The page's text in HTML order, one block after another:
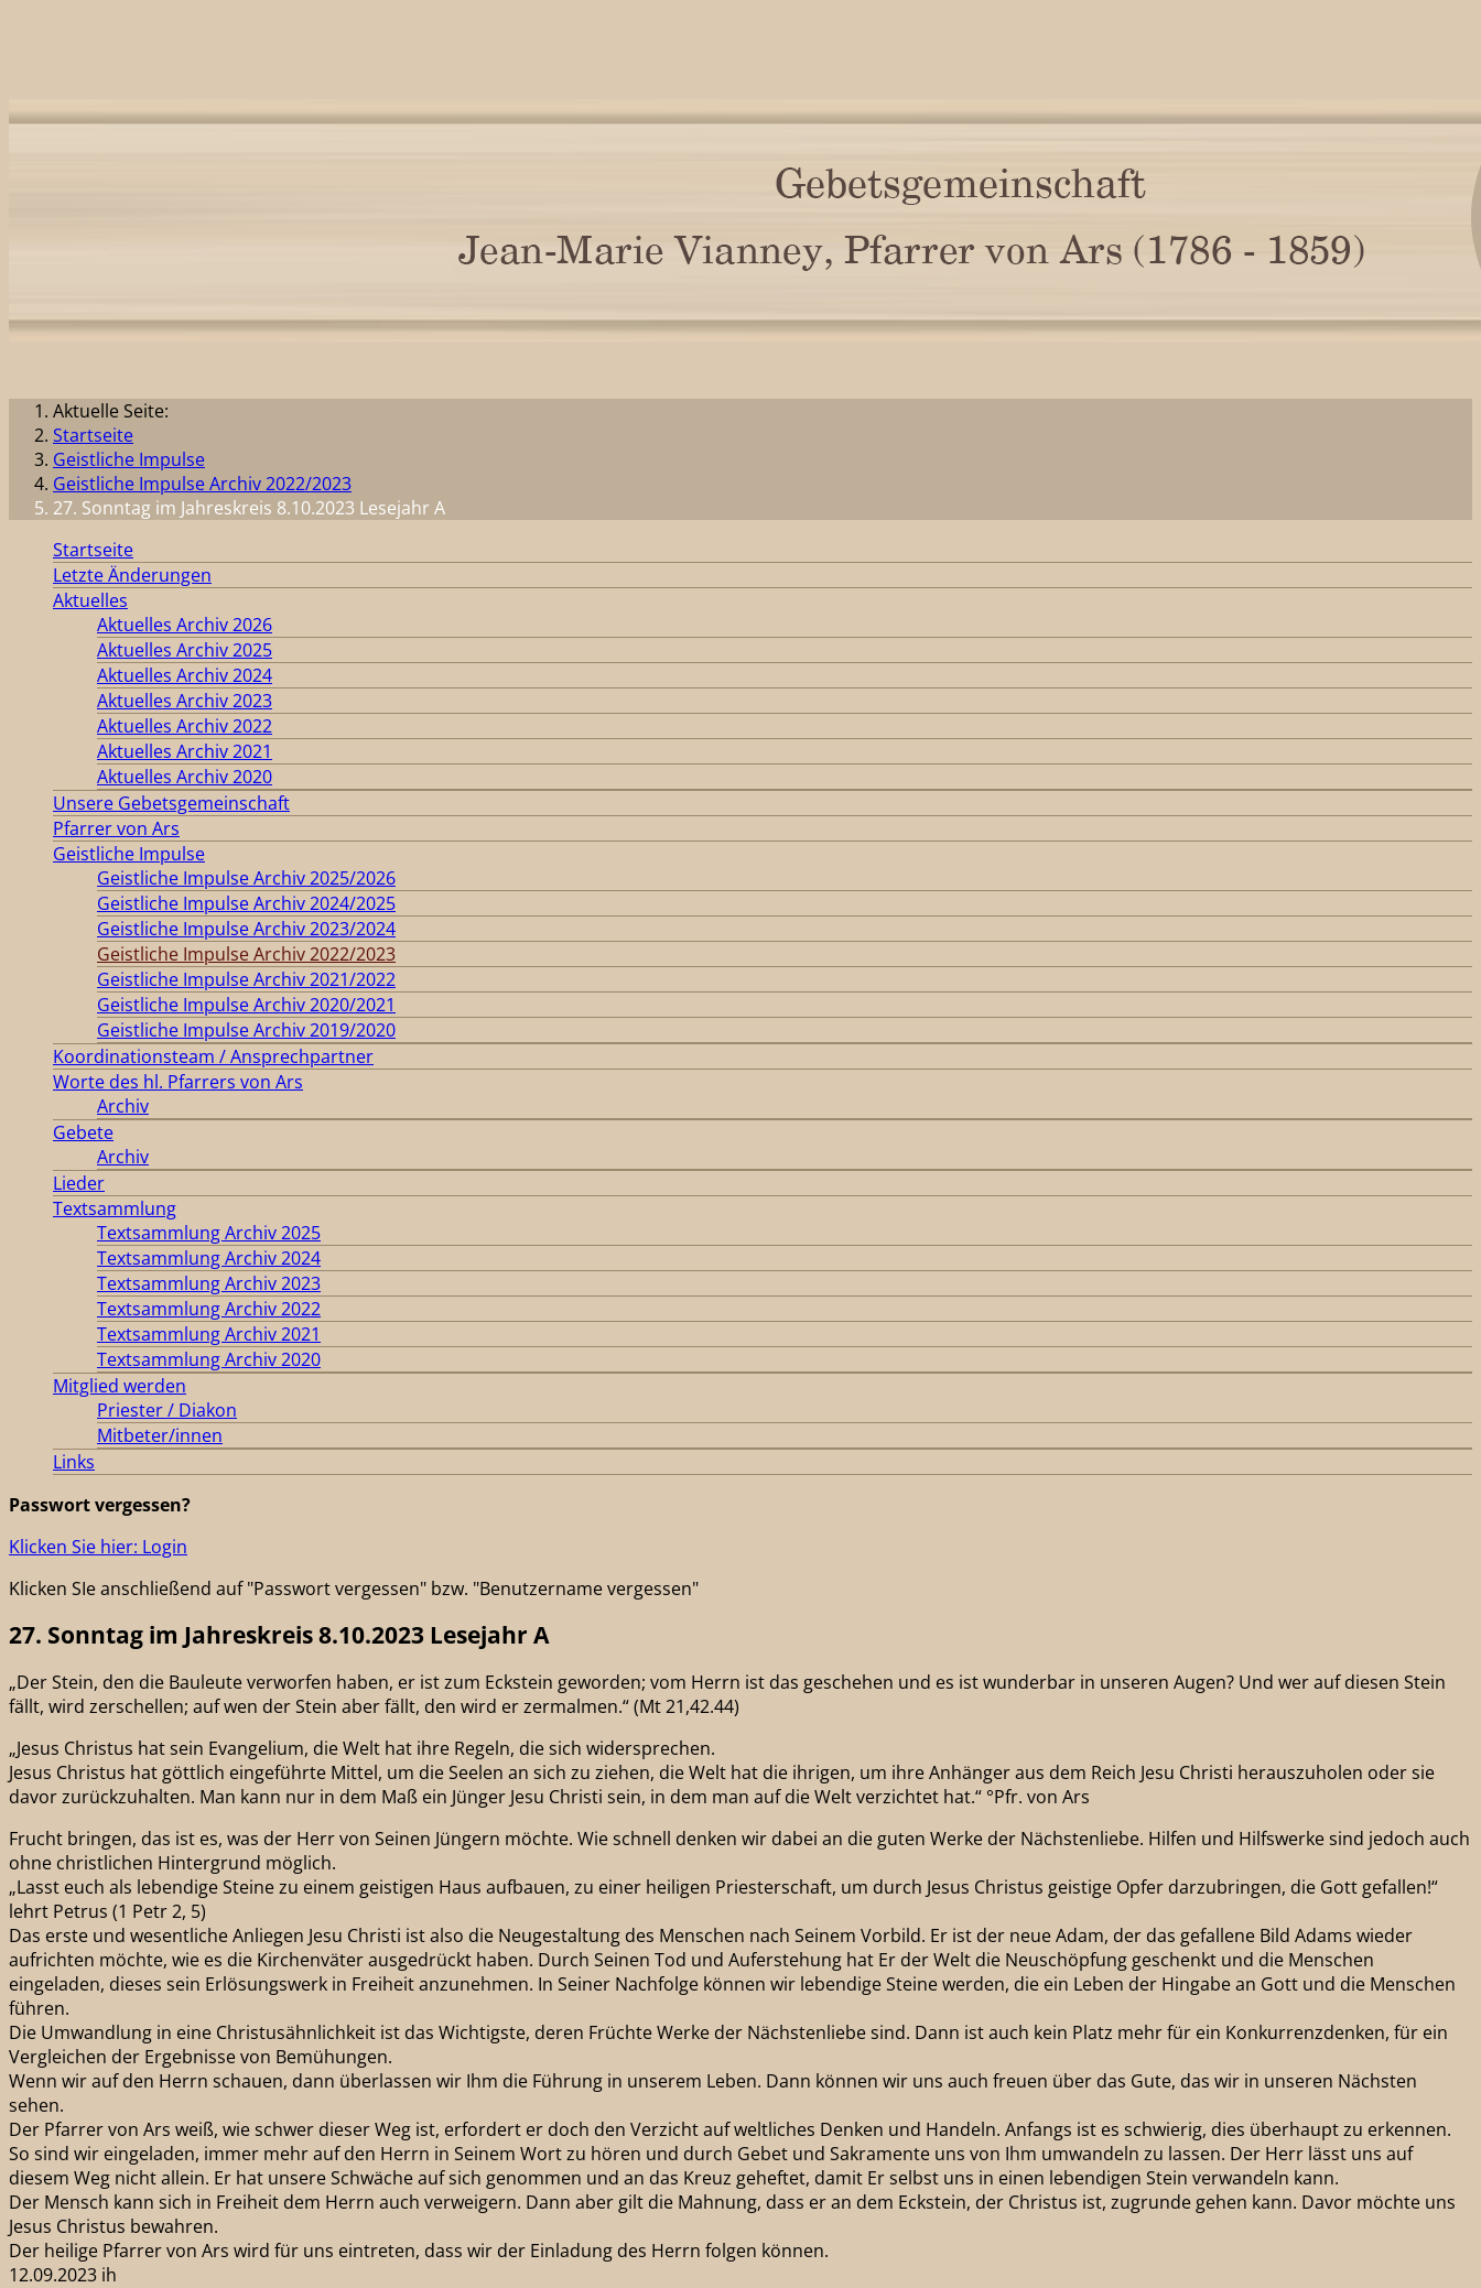
Aktuelle Seite:
Startseite
Geistliche Impulse
Geistliche Impulse Archiv 2022/2023
27. Sonntag im Jahreskreis 8.10.2023 Lesejahr A
Startseite
Letzte Änderungen
Aktuelles
Aktuelles Archiv 2026
Aktuelles Archiv 2025
Aktuelles Archiv 2024
Aktuelles Archiv 2023
Aktuelles Archiv 2022
Aktuelles Archiv 2021
Aktuelles Archiv 2020
Unsere Gebetsgemeinschaft
Pfarrer von Ars
Geistliche Impulse
Geistliche Impulse Archiv 2025/2026
Geistliche Impulse Archiv 2024/2025
Geistliche Impulse Archiv 2023/2024
Geistliche Impulse Archiv 2022/2023
Geistliche Impulse Archiv 2021/2022
Geistliche Impulse Archiv 2020/2021
Geistliche Impulse Archiv 2019/2020
Koordinationsteam / Ansprechpartner
Worte des hl. Pfarrers von Ars
Archiv
Gebete
Archiv
Lieder
Textsammlung
Textsammlung Archiv 2025
Textsammlung Archiv 2024
Textsammlung Archiv 2023
Textsammlung Archiv 2022
Textsammlung Archiv 2021
Textsammlung Archiv 2020
Mitglied werden
Priester / Diakon
Mitbeter/innen
Links
Passwort vergessen?
Klicken Sie hier: Login
Klicken SIe anschließend auf "Passwort vergessen" bzw. "Benutzername vergessen"
27. Sonntag im Jahreskreis 8.10.2023 Lesejahr A
„Der Stein, den die Bauleute verworfen haben, er ist zum Eckstein geworden; vom Herrn ist das geschehen und es ist wunderbar in unseren Augen? Und wer auf diesen Stein
fällt, wird zerschellen; auf wen der Stein aber fällt, den wird er zermalmen.“ (Mt 21,42.44)
„Jesus Christus hat sein Evangelium, die Welt hat ihre Regeln, die sich widersprechen.
Jesus Christus hat göttlich eingeführte Mittel, um die Seelen an sich zu ziehen, die Welt hat die ihrigen, um ihre Anhänger aus dem Reich Jesu Christi herauszuholen oder sie
davor zurückzuhalten. Man kann nur in dem Maß ein Jünger Jesu Christi sein, in dem man auf die Welt verzichtet hat.“ °Pfr. von Ars
Frucht bringen, das ist es, was der Herr von Seinen Jüngern möchte. Wie schnell denken wir dabei an die guten Werke der Nächstenliebe. Hilfen und Hilfswerke sind jedoch auch
ohne christlichen Hintergrund möglich.
„Lasst euch als lebendige Steine zu einem geistigen Haus aufbauen, zu einer heiligen Priesterschaft, um durch Jesus Christus geistige Opfer darzubringen, die Gott gefallen!“
lehrt Petrus (1 Petr 2, 5)
Das erste und wesentliche Anliegen Jesu Christi ist also die Neugestaltung des Menschen nach Seinem Vorbild. Er ist der neue Adam, der das gefallene Bild Adams wieder
aufrichten möchte, wie es die Kirchenväter ausgedrückt haben. Durch Seinen Tod und Auferstehung hat Er der Welt die Neuschöpfung geschenkt und die Menschen
eingeladen, dieses sein Erlösungswerk in Freiheit anzunehmen. In Seiner Nachfolge können wir lebendige Steine werden, die ein Leben der Hingabe an Gott und die Menschen
führen.
Die Umwandlung in eine Christusähnlichkeit ist das Wichtigste, deren Früchte Werke der Nächstenliebe sind. Dann ist auch kein Platz mehr für ein Konkurrenzdenken, für ein
Vergleichen der Ergebnisse von Bemühungen.
Wenn wir auf den Herrn schauen, dann überlassen wir Ihm die Führung in unserem Leben. Dann können wir uns auch freuen über das Gute, das wir in unseren Nächsten
sehen.
Der Pfarrer von Ars weiß, wie schwer dieser Weg ist, erfordert er doch den Verzicht auf weltliches Denken und Handeln. Anfangs ist es schwierig, dies überhaupt zu erkennen.
So sind wir eingeladen, immer mehr auf den Herrn in Seinem Wort zu hören und durch Gebet und Sakramente uns von Ihm umwandeln zu lassen. Der Herr lässt uns auf
diesem Weg nicht allein. Er hat unsere Schwäche auf sich genommen und an das Kreuz geheftet, damit Er selbst uns in einen lebendigen Stein verwandeln kann.
Der Mensch kann sich in Freiheit dem Herrn auch verweigern. Dann aber gilt die Mahnung, dass er an dem Eckstein, der Christus ist, zugrunde gehen kann. Davor möchte uns
Jesus Christus bewahren.
Der heilige Pfarrer von Ars wird für uns eintreten, dass wir der Einladung des Herrn folgen können.
12.09.2023 ih